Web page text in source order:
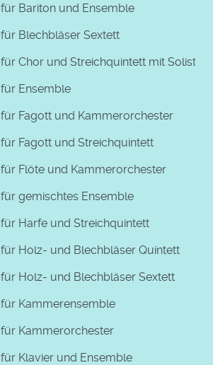
für Bariton und Ensemble
für Blechbläser Sextett
für Chor und Streichquintett mit Solisten
für Ensemble
für Fagott und Kammerorchester
für Fagott und Streichquintett
für Flöte und Kammerorchester
für gemischtes Ensemble
für Harfe und Streichquintett
für Holz- und Blechbläser Quintett
für Holz- und Blechbläser Sextett
für Kammerensemble
für Kammerorchester
für Klavier und Ensemble